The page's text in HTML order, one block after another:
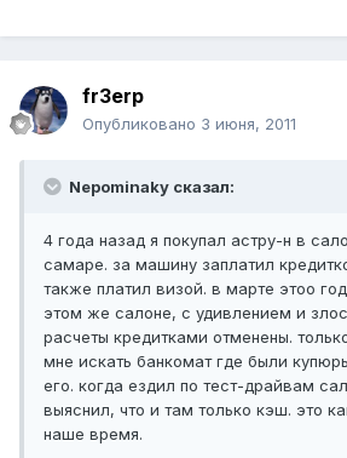
fr3erp
Опубликовано 3 июня, 2011
Nepominaky сказал:
4 года назад я покупал астру-н в
самаре. за машину заплатил
также платил визой. в марте этоо
этом же салоне, с удивлением и
расчеты кредитками отменены.
мне искать банкомат где были
его. когда ездил по тест-драйвам
выяснил, что и там только кэш. это
наше время.